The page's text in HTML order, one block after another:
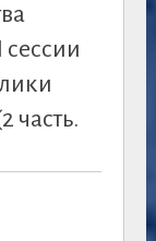
часть.